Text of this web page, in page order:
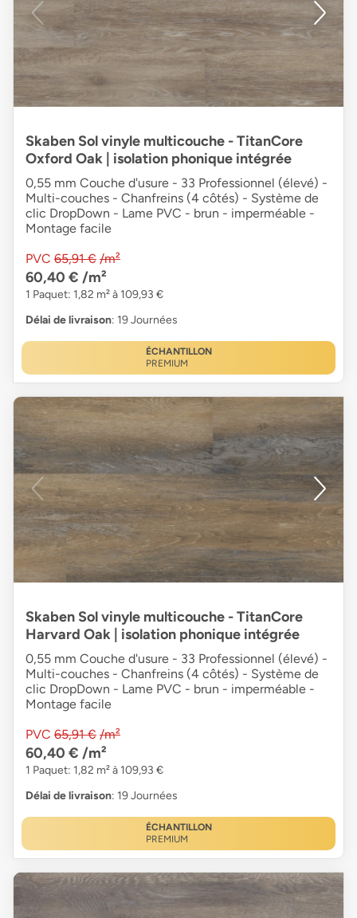
Skaben Sol vinyle multicouche - TitanCore
Oxford Oak | isolation phonique intégrée
0,55 mm Couche d'usure - 33 Professionnel (élevé) -
Multi-couches - Chanfreins (4 côtés) - Système de
clic DropDown - Lame PVC - brun - imperméable -
Montage facile
PVC 65,91 € /m²
60,40 € /m²
1 Paquet: 1,82 m² à 109,93 €
Délai de livraison: 19 Journées
ÉCHANTILLON
PREMIUM
Skaben Sol vinyle multicouche - TitanCore
Harvard Oak | isolation phonique intégrée
0,55 mm Couche d'usure - 33 Professionnel (élevé) -
Multi-couches - Chanfreins (4 côtés) - Système de
clic DropDown - Lame PVC - brun - imperméable -
Montage facile
PVC 65,91 € /m²
60,40 € /m²
1 Paquet: 1,82 m² à 109,93 €
Délai de livraison: 19 Journées
ÉCHANTILLON
PREMIUM